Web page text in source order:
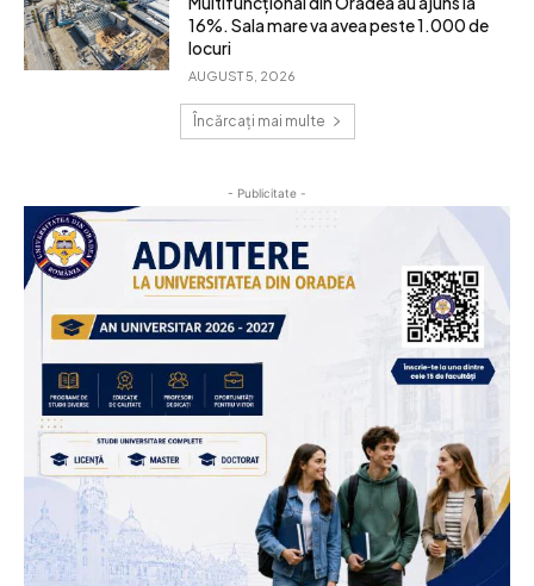
16%. Sala mare va avea peste 1.000 de
locuri
AUGUST 5, 2026
Încărcați mai multe
- Publicitate -